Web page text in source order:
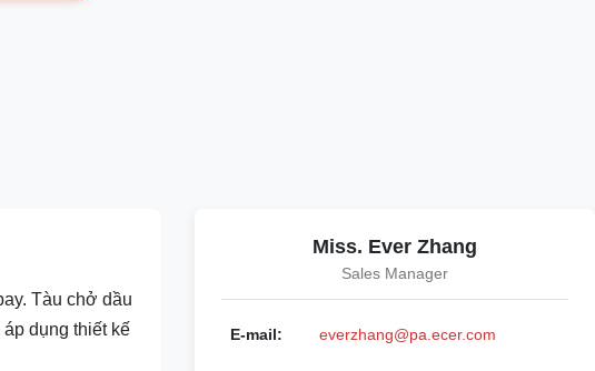
Tàu chở dầu
dụng thiết kế
Miss. Ever Zhang
Sales Manager
E-mail: everzhang@pa.ecer.com